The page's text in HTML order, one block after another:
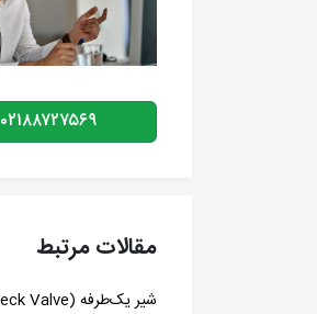
۰۲۱۸۸۷۲۷۵۶۹
مقالات مرتبط